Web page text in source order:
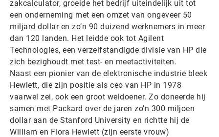
zakcalculator, groeide het bedrijf uiteindelijk uit tot
een onderneming met een omzet van ongeveer 50
miljard dollar en zo’n 90 duizend werknemers in meer
dan 120 landen. Het leidde ook tot Agilent
Technologies, een verzelfstandigde divisie van HP die
zich bezighoudt met test- en meetactiviteiten.
Naast een pionier van de elektronische industrie bleek
Hewlett, die zijn positie als ceo van HP in 1978
vaarwel zei, ook een groot weldoener. Zo doneerde hij
samen met Packard over de jaren zo’n 300 miljoen
dollar aan de Stanford University en richtte hij de
William en Flora Hewlett (zijn eerste vrouw)